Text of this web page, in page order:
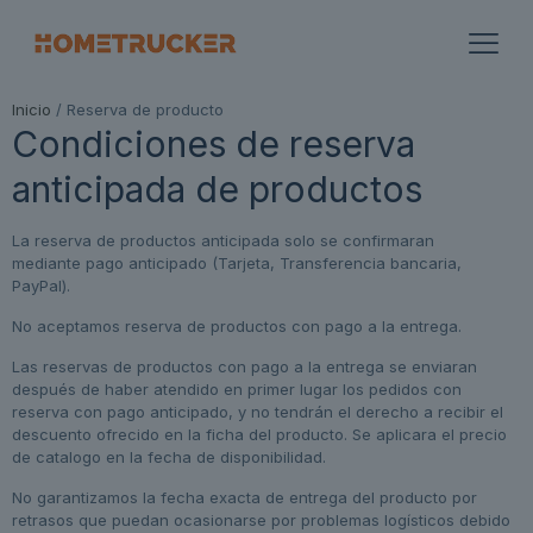
Inicio / Reserva de producto
Condiciones de reserva
anticipada de productos
La reserva de productos anticipada solo se confirmaran
mediante pago anticipado (Tarjeta, Transferencia bancaria,
PayPal).
No aceptamos reserva de productos con pago a la entrega.
Las reservas de productos con pago a la entrega se enviaran
después de haber atendido en primer lugar los pedidos con
reserva con pago anticipado, y no tendrán el derecho a recibir el
descuento ofrecido en la ficha del producto. Se aplicara el precio
de catalogo en la fecha de disponibilidad.
No garantizamos la fecha exacta de entrega del producto por
retrasos que puedan ocasionarse por problemas logísticos debido